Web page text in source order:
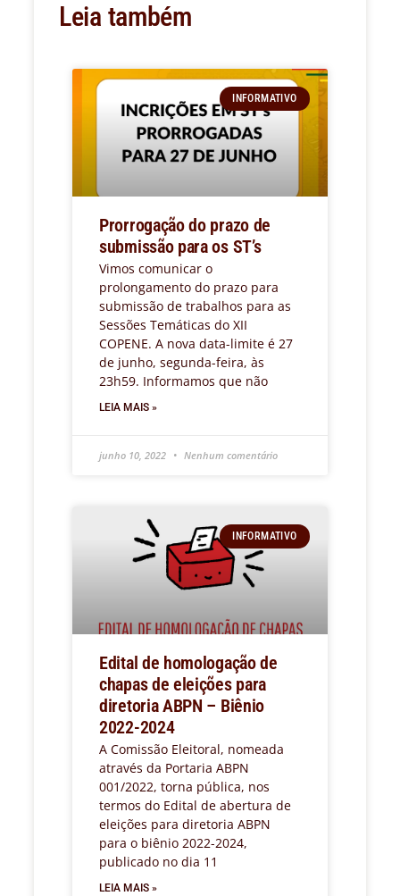
Leia também
INFORMATIVO
Prorrogação do prazo de
submissão para os ST’s
Vimos comunicar o
prolongamento do prazo para
submissão de trabalhos para as
Sessões Temáticas do XII
COPENE. A nova data-limite é 27
de junho, segunda-feira, às
23h59. Informamos que não
LEIA MAIS »
junho 10, 2022 Nenhum comentário
INFORMATIVO
Edital de homologação de
chapas de eleições para
diretoria ABPN – Biênio
2022-2024
A Comissão Eleitoral, nomeada
através da Portaria ABPN
001/2022, torna pública, nos
termos do Edital de abertura de
eleições para diretoria ABPN
para o biênio 2022-2024,
publicado no dia 11
LEIA MAIS »